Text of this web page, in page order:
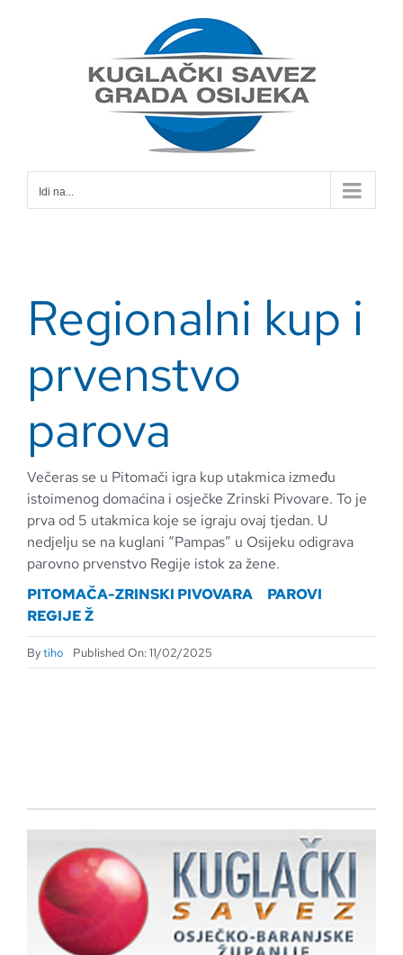
Idi na...
Regionalni kup i
prvenstvo
parova
Večeras se u Pitomači igra kup utakmica između
istoimenog domaćina i osječke Zrinski Pivovare. To je
prva od 5 utakmica koje se igraju ovaj tjedan. U
nedjelju se na kuglani “Pampas” u Osijeku odigrava
parovno prvenstvo Regije istok za žene.
PITOMAČA-ZRINSKI PIVOVARA
PAROVI
REGIJE Ž
Bytiho Published On: 11/02/2025